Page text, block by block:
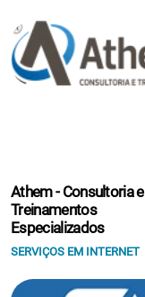
Athem - Consultoria e
Treinamentos
Especializados
SERVIÇOS EM INTERNET